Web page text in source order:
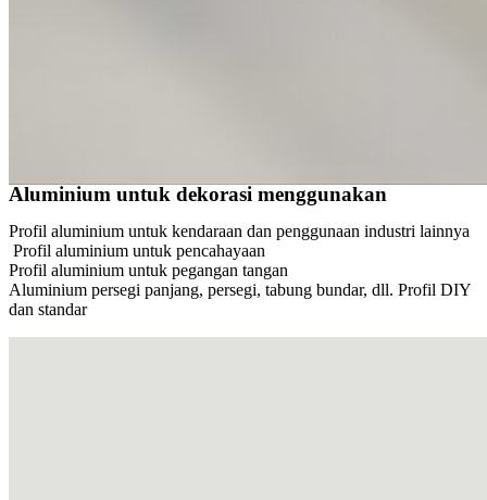
Aluminium untuk dekorasi menggunakan
Profil aluminium untuk kendaraan dan penggunaan industri lainnya
Profil aluminium untuk pencahayaan
Profil aluminium untuk pegangan tangan
Aluminium persegi panjang, persegi, tabung bundar, dll. Profil DIY
dan standar